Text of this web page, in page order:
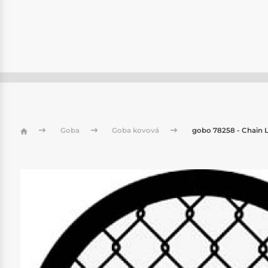
Goba Goba kovová gobo 78258 - Chain